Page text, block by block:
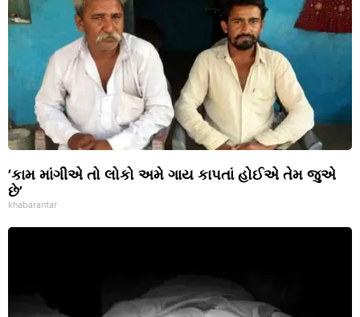
‘કામ માંગીએ તો લોકો અમે ગાય કાપતાં હોઈએ તેમ જુએ
છે’
khabarantar